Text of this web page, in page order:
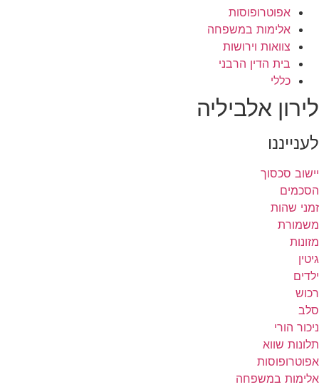
אפוטרופוסות
אלימות במשפחה
צוואות וירושות
בית הדין הרבני
כללי
לירון אלביליה
לענייננו
יישוב סכסוך
הסכמים
זמני שהות
משמורת
מזונות
גיטין
ילדים
רכוש
סלב
ניכור הורי
תלונות שווא
אפוטרופוסות
אלימות במשפחה